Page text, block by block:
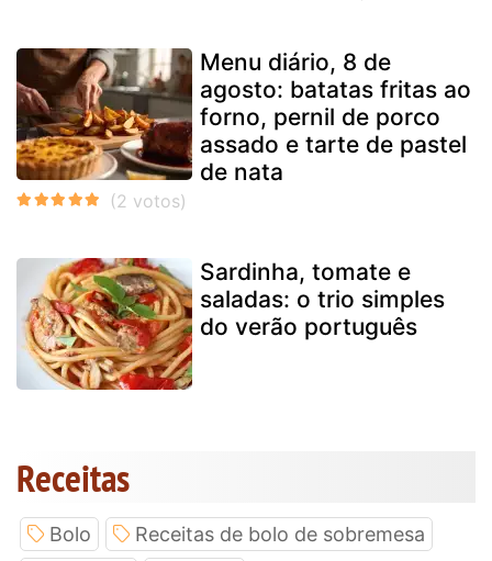
Menu diário, 8 de
agosto: batatas fritas ao
forno, pernil de porco
assado e tarte de pastel
de nata
Sardinha, tomate e
saladas: o trio simples
do verão português
Receitas
Bolo
Receitas de bolo de sobremesa